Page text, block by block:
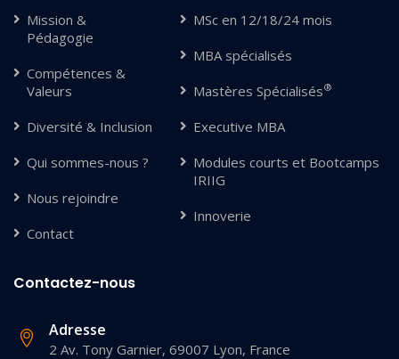
Mission &
Pédagogie
Compétences &
Valeurs
Diversité & Inclusion
Qui sommes-nous ?
Nous rejoindre
Contact
MSc en 12/18/24 mois
MBA spécialisés
Mastères Spécialisés®
Executive MBA
Modules courts et Bootcamps
IRIIG
Innoverie
Contactez-nous
Adresse
2 Av. Tony Garnier, 69007 Lyon, France